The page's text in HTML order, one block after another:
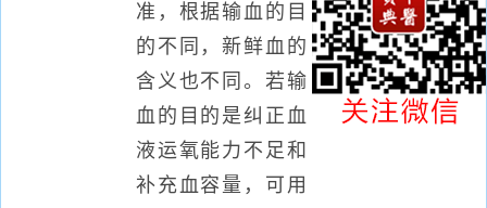
准，根据输血的目
的不同，新鲜血的
含义也不同。若输
血的目的是纠正血
液运氧能力不足和
补充血容量，可用